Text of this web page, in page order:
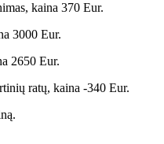
kaina 370 Eur.
3000 Eur.
2650 Eur.
ratų, kaina -340 Eur.